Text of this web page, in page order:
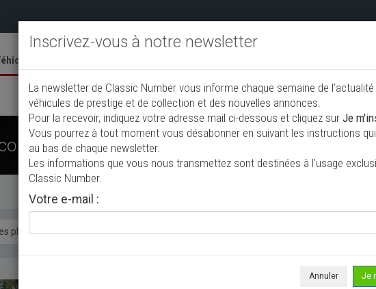
Ajouter une annonce
à vendre
Inscrivez-vous à notre newsletter
La newsletter de Classic Number vous informe chaque semaine de
véhicules de prestige et de collection et des nouvelles annonces.
Pour la recevoir, indiquez votre adresse mail ci-dessous et cliquez sur Je
Vous pourrez à tout moment vous désabonner en suivant les instructions
au bas de chaque newsletter.
Les informations que vous nous transmettez sont destinées à l’usage
Classic Number.
Votre e-mail :
Annuler Je